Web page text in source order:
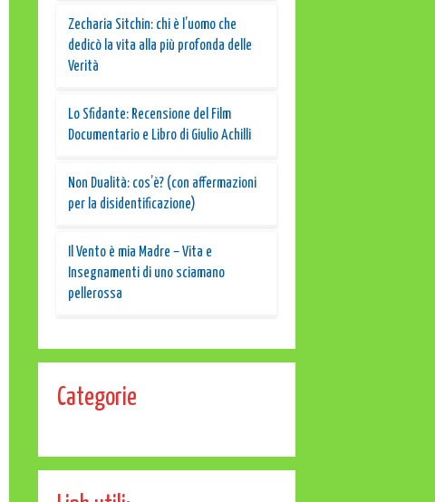
Zecharia Sitchin: chi è l’uomo che
dedicò la vita alla più profonda delle
Verità
Lo Sfidante: Recensione del Film
Documentario e Libro di Giulio Achilli
Non Dualità: cos’è? (con affermazioni
per la disidentificazione)
Il Vento è mia Madre – Vita e
Insegnamenti di uno sciamano
pellerossa
Categorie